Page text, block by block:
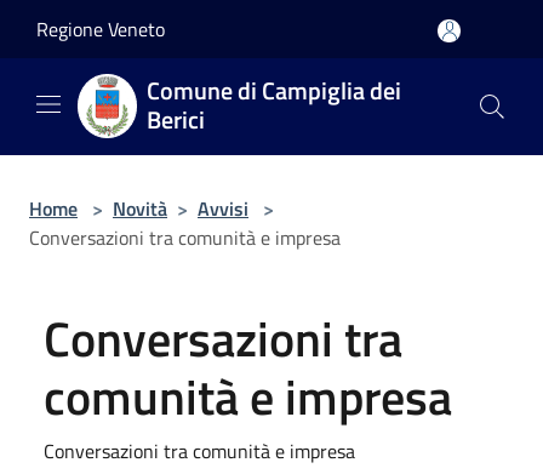
Regione Veneto
Comune di Campiglia dei
Berici
Home > Novità > Avvisi >
Conversazioni tra comunità e impresa
Conversazioni tra
comunità e impresa
Conversazioni tra comunità e impresa